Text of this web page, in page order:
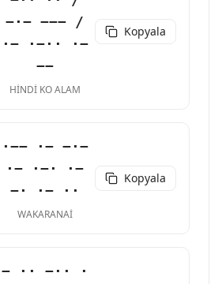
−·− −−− /
·− ·−·· ·−
−−
HINDI KO ALAM
Kopyala
·−− ·− −·−
·− ·−· ·−
−· ·− ··
WAKARANAI
Kopyala
− ·· −·· ·